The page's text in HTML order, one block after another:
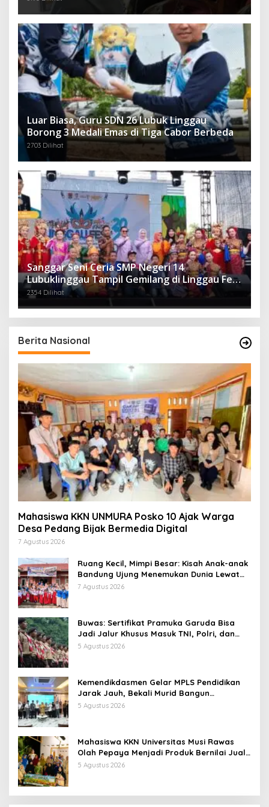
Luar Biasa, Guru SDN 26 Lubuk Linggau
Borong 3 Medali Emas di Tiga Cabor Berbeda
2703 Dilihat
Sanggar Seni Ceria SMP Negeri 14
Lubuklinggau Tampil Gemilang di Linggau Fest
2025
2354 Dilihat
Berita Nasional
Mahasiswa KKN UNMURA Posko 10 Ajak Warga
Desa Pedang Bijak Bermedia Digital
7 Agustus 2026
Ruang Kecil, Mimpi Besar: Kisah Anak-anak
Bandung Ujung Menemukan Dunia Lewat
Literasi
7 Agustus 2026
Buwas: Sertifikat Pramuka Garuda Bisa
Jadi Jalur Khusus Masuk TNI, Polri, dan
Perguruan Tinggi
5 Agustus 2026
Kemendikdasmen Gelar MPLS Pendidikan
Jarak Jauh, Bekali Murid Bangun
Kemandirian Belajar
5 Agustus 2026
Mahasiswa KKN Universitas Musi Rawas
Olah Pepaya Menjadi Produk Bernilai Jual
Tinggi, Dorong UMKM Desa Air Satan
5 Agustus 2026